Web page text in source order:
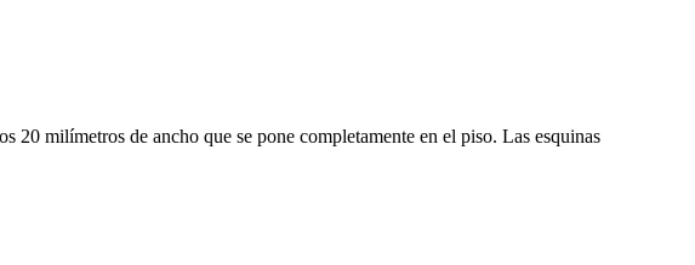
milímetros de ancho que se pone completamente en el piso. Las esquinas